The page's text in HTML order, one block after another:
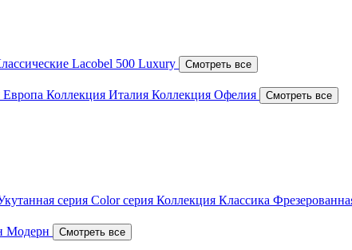
Lacobel 500 Luxury Смотреть все
Европа Коллекция Италия Коллекция Офелия Смотреть все
серия Color серия Коллекция Классика
Модерн Смотреть все